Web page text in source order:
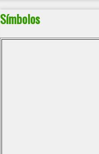
Símbolos